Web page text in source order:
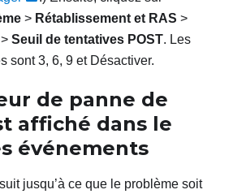
> Rétablissement et RAS >
> Seuil de tentatives POST. Les
sont 3, 6, 9 et Désactiver.
de panne de
affiché dans le
événements
jusqu’à ce que le problème soit